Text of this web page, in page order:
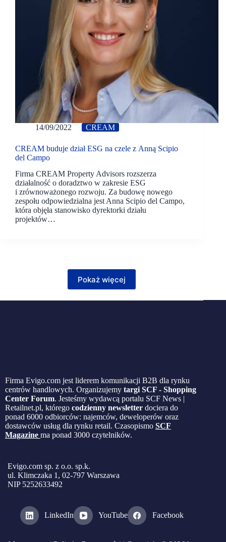
14/09/2022 CREAM
CREAM buduje dział ESG na czele z Anną Scipio
del Campo
Firma CREAM Property Advisors rozszerza
działalność o doradztwo w zakresie ESG
i zrównoważonego rozwoju. Za budowę nowego
zespołu odpowiedzialna jest Anna Scipio del Campo,
która objęła stanowisko dyrektorki działu
projektów…
Pokaż więcej
Firma Evigo.com jest liderem komunikacji B2B dla rynku
centrów handlowych. Organizujemy targi SCF - Shopping
Center Forum. Jesteśmy wydawcą portalu SCF News |
Retailnet.pl, którego codzienny newsletter dociera do
ponad 6000 odbiorców: najemców, deweloperów oraz
dostawców usług dla rynku retail. Czasopismo SCF
Magazine ma ponad 3000 czytelników.
Evigo.com sp. z o.o. sp.k.
ul. Klimczaka 1, 02-797 Warszawa
NIP 5252633492
LinkedIn YouTube Facebook